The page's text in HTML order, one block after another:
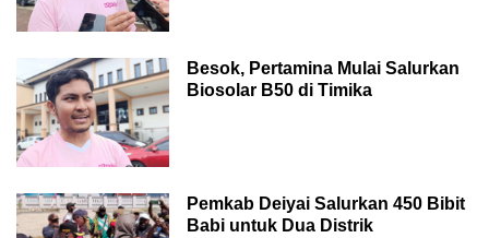
Besok, Pertamina Mulai Salurkan
Biosolar B50 di Timika
Pemkab Deiyai Salurkan 450 Bibit
Babi untuk Dua Distrik